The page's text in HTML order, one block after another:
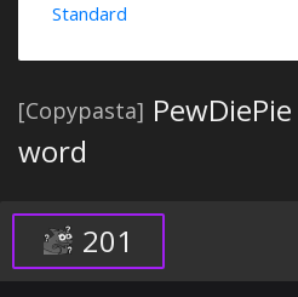
Standard
[Copypasta]
word
201